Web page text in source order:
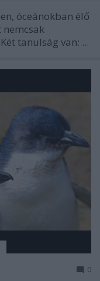
óceánokban élő
tanulság van: ...
0